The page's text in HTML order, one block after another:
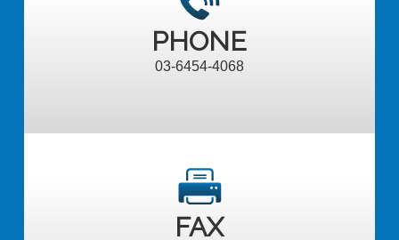
PHONE
03-6454-4068
FAX